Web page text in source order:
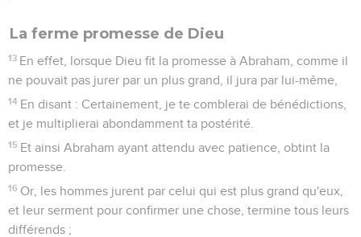
La ferme promesse de Dieu
13 En effet, lorsque Dieu fit la promesse à Abraham, comme il
ne pouvait pas jurer par un plus grand, il jura par lui-même,
14 En disant : Certainement, je te comblerai de bénédictions,
et je multiplierai abondamment ta postérité.
15 Et ainsi Abraham ayant attendu avec patience, obtint la
promesse.
16 Or, les hommes jurent par celui qui est plus grand qu'eux,
et leur serment pour confirmer une chose, termine tous leurs
différends ;